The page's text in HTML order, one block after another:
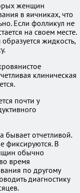
женщин
в яичниках, что
Если фолликул не
на своем месте.
жидкость,
клиническая
почти у
бывает отчетливой.
фиксируются. В
обычно
время
по другому
диагностику